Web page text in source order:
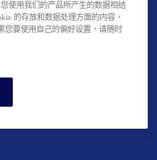
使用我们的产品所产生的数据相结
的存放和数据处理方面的内容，
您要使用自己的偏好设置，请随时